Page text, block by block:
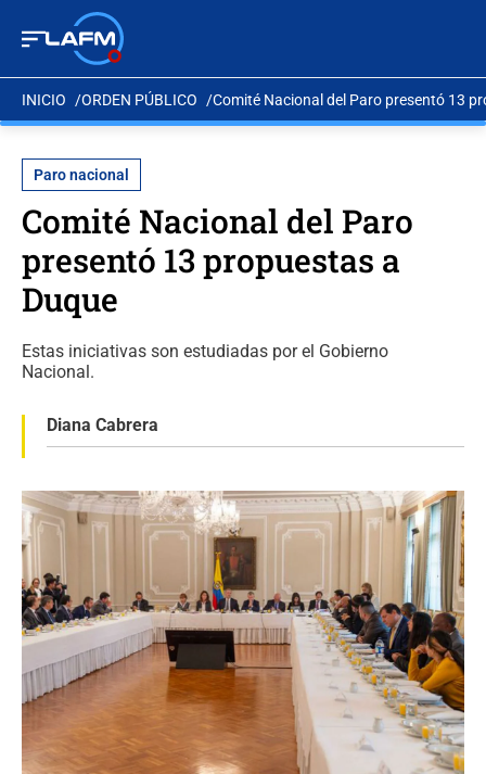
INICIO ORDEN PÚBLICO Comité Nacional del Paro presentó 13
Paro nacional
Comité Nacional del Paro
presentó 13 propuestas a
Duque
Estas iniciativas son estudiadas por el Gobierno
Nacional.
Diana Cabrera